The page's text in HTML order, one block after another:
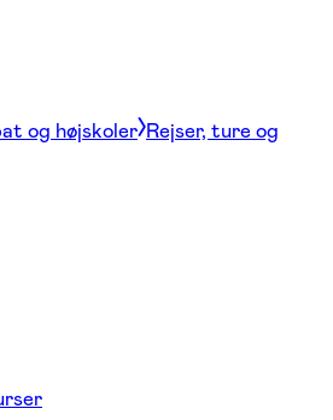
og højskoler Rejser, ture og